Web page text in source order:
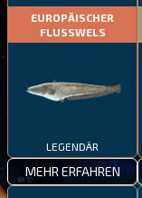
EUROPÄISCHER
FLUSSWELS
LEGENDÄR
MEHR ERFAHREN